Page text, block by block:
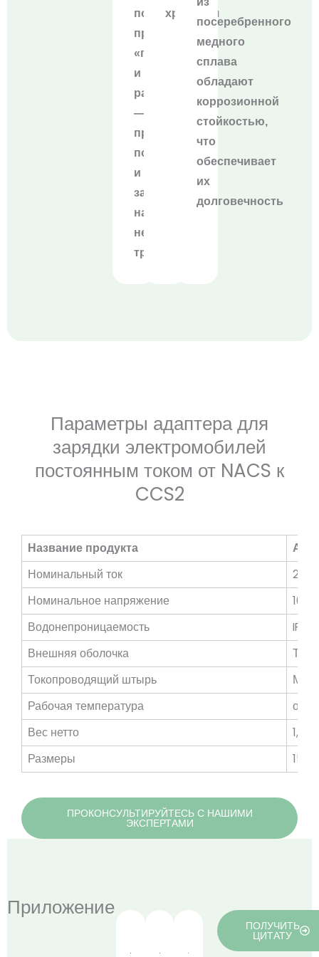
по
принципу
«подключи
и
работай»
—
просто
подключите
и
заряжайте,
настройка
не
требуется
хранения
посеребренного
медного
сплава
обладают
коррозионной
стойкостью,
что
обеспечивает
их
долговечность
Параметры адаптера для
зарядки электромобилей
постоянным током от NACS к
CCS2
Название продукта
Номинальный ток
Номинальное напряжение
Водонепроницаемость
Внешняя оболочка
Токопроводящий штырь
Рабочая температура
от -
Вес нетто
1,1 кг
Размеры
ПРОКОНСУЛЬТИРУЙТЕСЬ С НАШИМИ
ЭКСПЕРТАМИ
Приложение
ПОЛУЧИТЬ
ЦИТАТУ